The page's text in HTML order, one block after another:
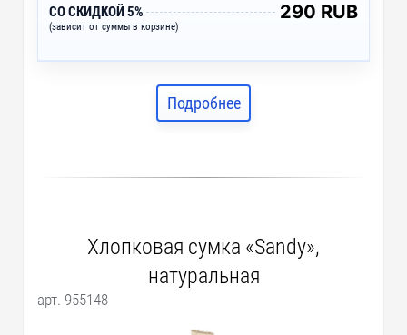
СО СКИДКОЙ 5%
(зависит от суммы в корзине)
290 RUB
Подробнее
Хлопковая сумка «Sandy»,
натуральная
арт. 955148